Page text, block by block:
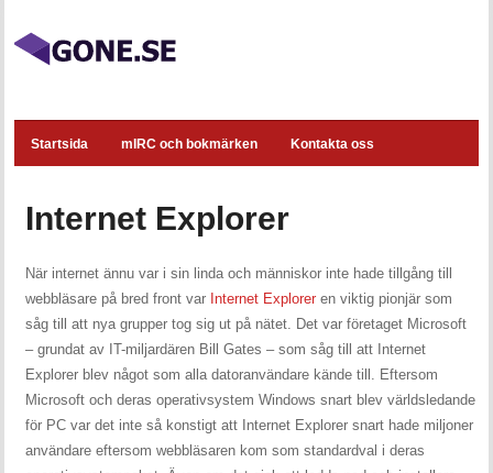
Startsida mIRC och bokmärken Kontakta oss
Internet Explorer
När internet ännu var i sin linda och människor inte hade tillgång till
webbläsare på bred front var Internet Explorer en viktig pionjär som
såg till att nya grupper tog sig ut på nätet. Det var företaget Microsoft
– grundat av IT-miljardären Bill Gates – som såg till att Internet
Explorer blev något som alla datoranvändare kände till. Eftersom
Microsoft och deras operativsystem Windows snart blev världsledande
för PC var det inte så konstigt att Internet Explorer snart hade miljoner
användare eftersom webbläsaren kom som standardval i deras